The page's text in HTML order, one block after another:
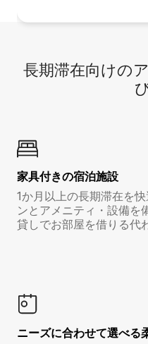
長期滞在向け⁠の
家具付き⁠の宿⁠泊⁠施⁠設
1か月以上の長期滞在を
ンとアメニティ・設備を
貸しでお部屋を借りる代
ニーズに合わせて選べる